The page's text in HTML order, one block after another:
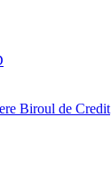
Biroul de Credit